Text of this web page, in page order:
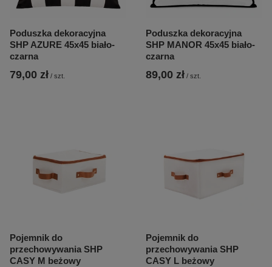
Poduszka dekoracyjna
SHP AZURE 45x45 biało-
czarna
79,00 zł / szt.
Poduszka dekoracyjna
SHP MANOR 45x45 biało-
czarna
89,00 zł / szt.
Pojemnik do
przechowywania SHP
CASY M beżowy
Pojemnik do
przechowywania SHP
CASY L beżowy